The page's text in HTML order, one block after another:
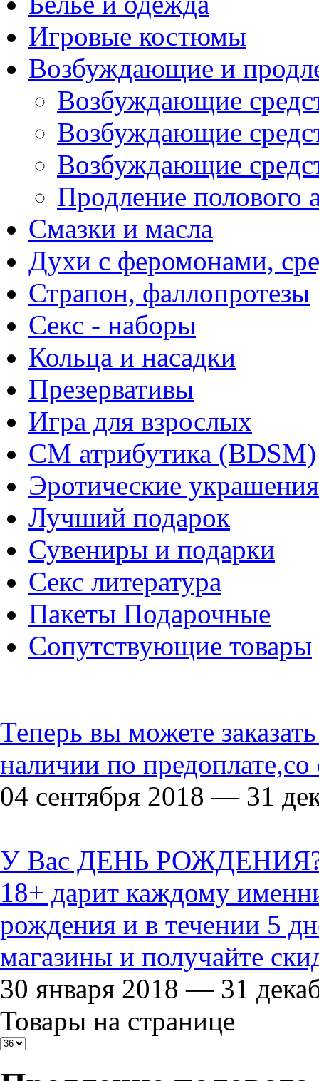
Игровые костюмы
Возбуждающие и
Возбуждающие
Возбуждающие
Возбуждающие
Продление полового
Смазки и масла
Духи с феромонами,
Страпон, фаллопротезы
Секс - наборы
Кольца и насадки
Презервативы
Игра для взрослых
СМ атрибутика (BDSM)
Эротические
Лучший подарок
Сувениры и подарки
Секс литература
Пакеты Подарочные
Сопутствующие товары
Теперь вы можете
наличии по предоплате,со
04 сентября 2018 — 31
У Вас ДЕНЬ РОЖДЕНИЯ?
18+ дарит каждому
рождения и в течении 5
магазины и получайте
30 января 2018 — 31
Товары на странице